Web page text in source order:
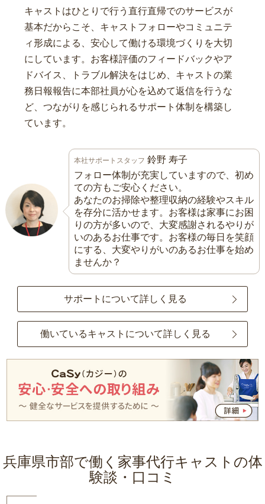
キャストはひとりで行う直行直帰でのサービスが
基本だからこそ、キャストフォローやコミュニテ
ィ形成による、安心して働ける環境づくりを大切
にしています。お客様評価のフィードバックやア
ドバイス、トラブル解決をはじめ、キャストの業
務日報報告に本部社員が心を込めて返信を行うな
ど、つながりを感じられるサポート体制を構築し
ています。
本社サポートスタッフ 鈴野 寿子
フォロー体制が充実していますので、初め
ての方もご安心ください。
あなたのお掃除や整理収納の経験やスキル
を存分に活かせます。お客様は家事にお困
りの方が多いので、大変感謝されるやりが
いのあるお仕事です。お客様の毎日を笑顔
にする、大変やりがいのあるお仕事を始め
ませんか？
サポートについて詳しく見る
働いているキャストについて詳しく見る
兵庫県市部で働く家事代行キャストの体
験談・口コミ